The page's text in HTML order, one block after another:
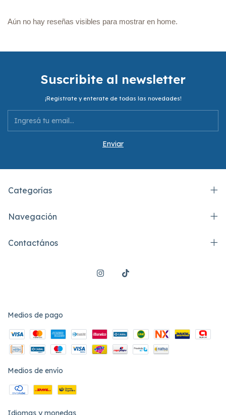
Aún no hay reseñas visibles para mostrar en home.
Suscribite al newsletter
¡Registrate y enterate de todas las novedades!
Categorías
Navegación
Contactános
Medios de pago
Medios de envío
Idiomas y monedas